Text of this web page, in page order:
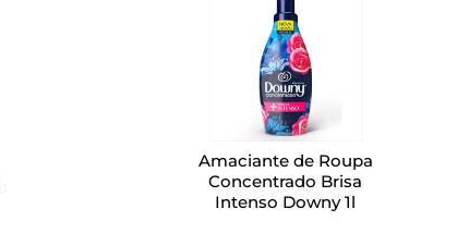
Amaciante de Roupa
Concentrado Brisa
Intenso Downy 1l